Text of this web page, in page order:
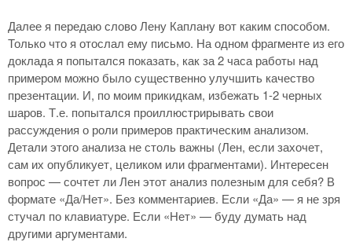
Далее я передаю слово Лену Каплану вот каким способом.
Только что я отослал ему письмо. На одном фрагменте из его
доклада я попытался показать, как за 2 часа работы над
примером можно было существенно улучшить качество
презентации. И, по моим прикидкам, избежать 1-2 черных
шаров. Т.е. попытался проиллюстрирывать свои
рассуждения о роли примеров практическим анализом.
Детали этого анализа не столь важны (Лен, если захочет,
сам их опубликует, целиком или фрагментами). Интересен
вопрос — сочтет ли Лен этот анализ полезным для себя? В
формате «Да/Нет». Без комментариев. Если «Да» — я не зря
стучал по клавиатуре. Если «Нет» — буду думать над
другими аргументами.